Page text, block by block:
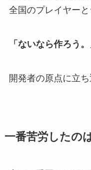
全国のプレイヤーと
「ないなら作ろう。
開発者の原点に立
一番苦労したの